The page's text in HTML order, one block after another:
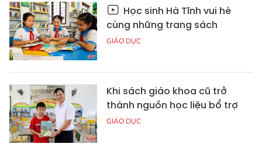
Học sinh Hà Tĩnh vui hè
cùng những trang sách
GIÁO DỤC
Khi sách giáo khoa cũ trở
thành nguồn học liệu bổ trợ
GIÁO DỤC